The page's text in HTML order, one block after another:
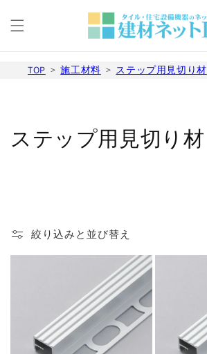
進む
TOP 施工材料 ステップ用見切り材
コ
ョ
ステップ用見切り材
絞り込みと並び替え